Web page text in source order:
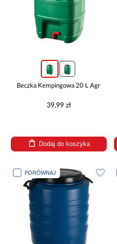
Beczka Kempingowa 20 L Agr
39,99 zł
Dodaj do koszyka
PORÓWNAJ